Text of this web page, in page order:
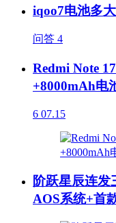
iqoo7电池多
问答 4
Redmi Note
+8000mAh电
6 07.15
阶跃星辰连发
AOS系统+首